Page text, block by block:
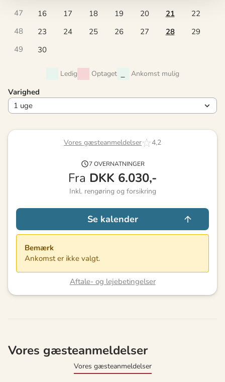
47
16 17 18 19 20 21
22
48
23 24 25 26 27 28
29
49
30
Ledig Optaget Ankomst mulig
Varighed
Vores gæsteanmeldelser 4,2
7 OVERNATNINGER
Fra DKK 6.030,-
Inkl. rengøring og forsikring
Se kalender
Bemærk
Ankomst er ikke valgt.
Aftale- og lejebetingelser
Vores gæsteanmeldelser
Vores gæsteanmeldelser